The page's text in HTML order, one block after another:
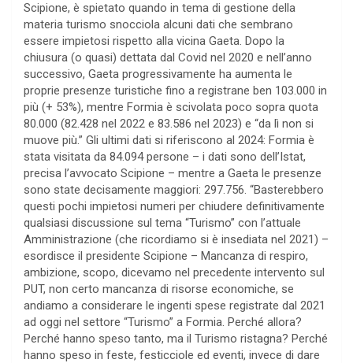
Scipione, è spietato quando in tema di gestione della
materia turismo snocciola alcuni dati che sembrano
essere impietosi rispetto alla vicina Gaeta. Dopo la
chiusura (o quasi) dettata dal Covid nel 2020 e nell’anno
successivo, Gaeta progressivamente ha aumenta le
proprie presenze turistiche fino a registrane ben 103.000 in
più (+ 53%), mentre Formia è scivolata poco sopra quota
80.000 (82.428 nel 2022 e 83.586 nel 2023) e “da lì non si
muove più.” Gli ultimi dati si riferiscono al 2024: Formia è
stata visitata da 84.094 persone – i dati sono dell’Istat,
precisa l’avvocato Scipione – mentre a Gaeta le presenze
sono state decisamente maggiori: 297.756. “Basterebbero
questi pochi impietosi numeri per chiudere definitivamente
qualsiasi discussione sul tema “Turismo” con l’attuale
Amministrazione (che ricordiamo si è insediata nel 2021) –
esordisce il presidente Scipione – Mancanza di respiro,
ambizione, scopo, dicevamo nel precedente intervento sul
PUT, non certo mancanza di risorse economiche, se
andiamo a considerare le ingenti spese registrate dal 2021
ad oggi nel settore “Turismo” a Formia. Perché allora?
Perché hanno speso tanto, ma il Turismo ristagna? Perché
hanno speso in feste, festicciole ed eventi, invece di dare